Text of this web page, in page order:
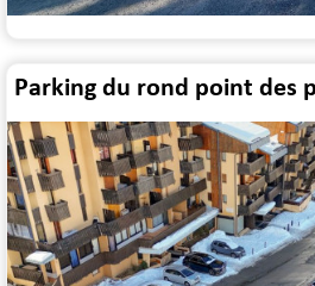
Parking du rond point des